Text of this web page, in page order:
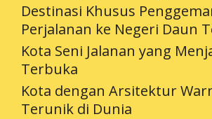
Destinasi Khusus
Perjalanan ke Negeri Daun
Kota Seni Jalanan yang
Terbuka
Kota dengan Arsitektur
Terunik di Dunia